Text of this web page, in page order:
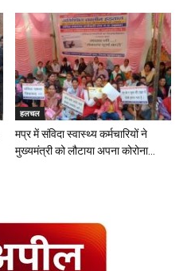
हलचल
मप्र में संविदा स्वास्थ्य कर्मचारियों ने
मुख्यमंत्री को लौटाया अपना कोरोना...